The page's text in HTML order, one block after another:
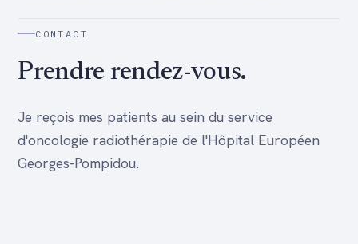
CONTACT
Prendre rendez-vous.
Je reçois mes patients au sein du service
d'oncologie radiothérapie de l'Hôpital Européen
Georges-Pompidou.